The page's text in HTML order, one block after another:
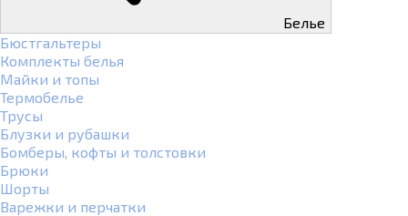
Белье
Бюстгальтеры
Комплекты белья
Майки и топы
Термобелье
Трусы
Блузки и рубашки
Бомберы, кофты и толстовки
Брюки
Шорты
Варежки и перчатки